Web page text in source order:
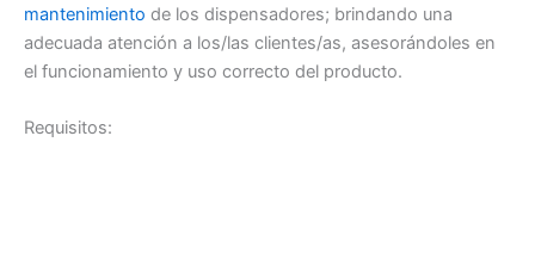
mantenimiento de los dispensadores; brindando una
adecuada atención a los/las clientes/as, asesorándoles en
el funcionamiento y uso correcto del producto.
Requisitos: